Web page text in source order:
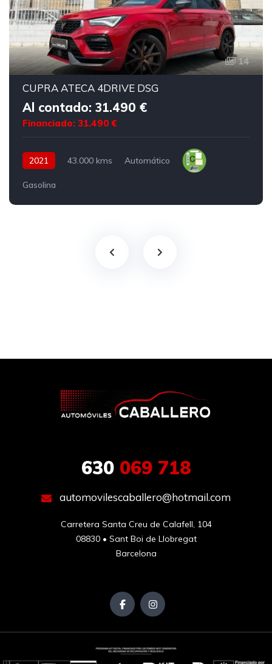
14
CUPRA ATECA 4DRIVE DSG
Al contado: 31.490 €
Financiado: 31.490 €
2021 43.000 kms Automático
Gasolina
630069 718
automovilescaballero@hotmail.com
Carretera Santa Creu de Calafell, 104
08830 • Sant Boi de Llobregat
Barcelona